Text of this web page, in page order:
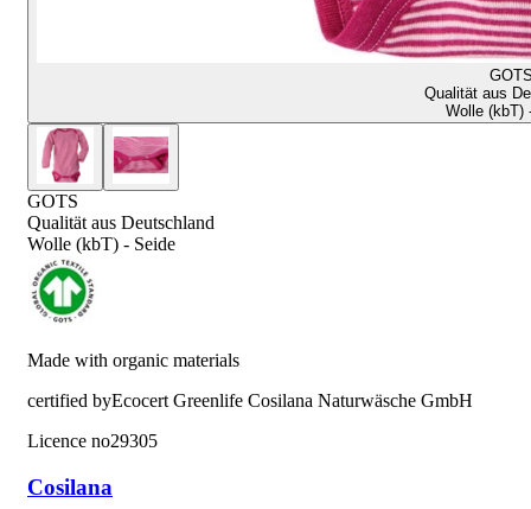
Qualität aus
Wolle (kbT)
GOTS
Qualität aus Deutschland
Wolle (kbT) - Seide
Made with organic materials
certified byEcocert Greenlife Cosilana Naturwäsche GmbH
Licence no29305
Cosilana